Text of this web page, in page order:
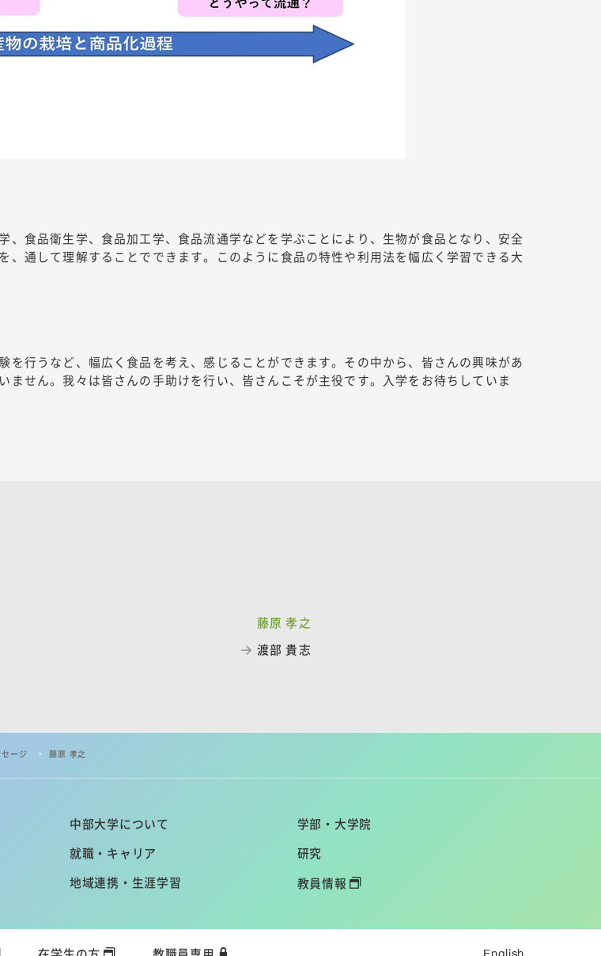
食品衛生学、食品加工学、食品流通学などを学ぶことにより、生物が食品となり、安全
通して理解することでできます。このように食品の特性や利用法を幅広く学習できる大
行うなど、幅広く食品を考え、感じることができます。その中から、皆さんの興味があ
せん。我々は皆さんの手助けを行い、皆さんこそが主役です。入学をお待ちしていま
藤原 孝之
渡部 貴志
ージ 藤原 孝之
中部大学について 学部・大学院
就職・キャリア 研究
地域連携・生涯学習 教員情報